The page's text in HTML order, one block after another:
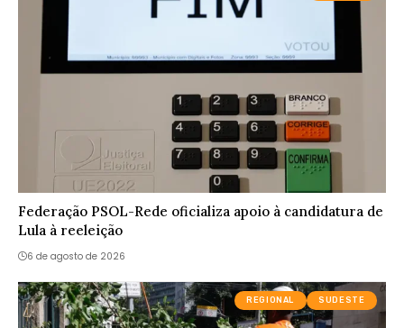
Federação PSOL-Rede oficializa apoio à candidatura de
Lula à reeleição
6 de agosto de 2026
REGIONAL SUDESTE